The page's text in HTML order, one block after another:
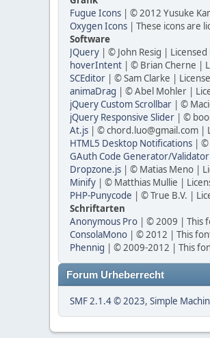
Fugue Icons | © 2012 Yusuke
Oxygen Icons | These icons are
Software
JQuery | © John Resig |
hoverIntent | © Brian Cherne |
SCEditor | © Sam Clarke |
animaDrag | © Abel Mohler |
jQuery Custom Scrollbar | ©
jQuery Responsive Slider | ©
At.js | © chord.luo@gmail.com |
HTML5 Desktop Notifications | ©
GAuth Code Generator/Validator
Dropzone.js | © Matias Meno |
Minify | © Matthias Mullie |
PHP-Punycode | © True B.V. |
Schriftarten
Anonymous Pro | © 2009 | This
ConsolaMono | © 2012 | This
Phennig | © 2009-2012 | This
Forum Urheberrecht
SMF 2.1.4 © 2023, Simple